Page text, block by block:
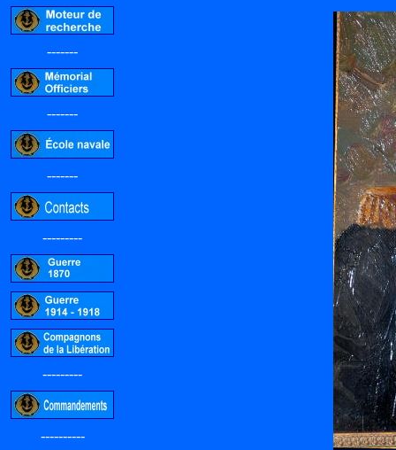
-------
-------
-------
---------
---------
----------